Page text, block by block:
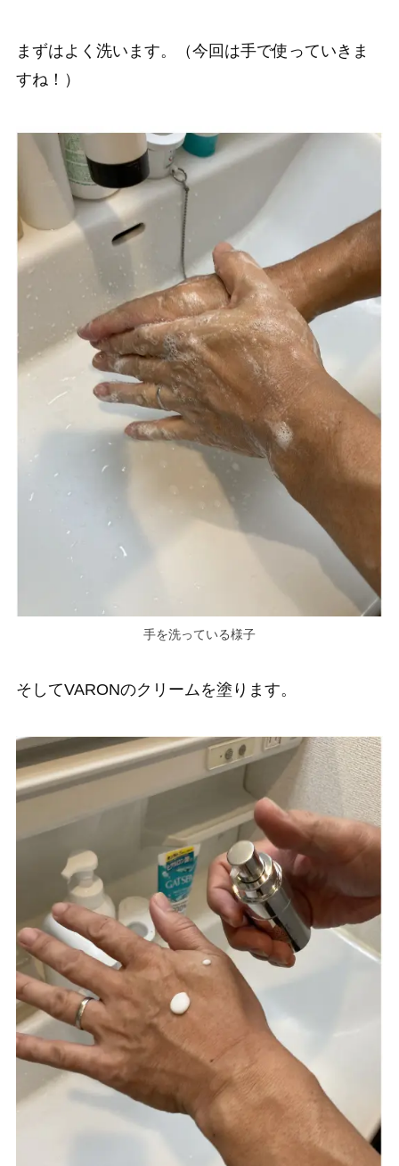
まずはよく洗います。（今回は手で使っていきま
すね！）
手を洗っている様子
そしてVARONのクリームを塗ります。